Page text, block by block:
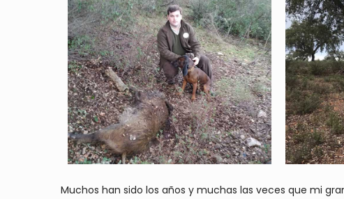
Muchos han sido los años y muchas las veces que mi